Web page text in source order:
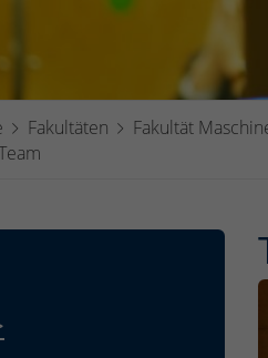
Fakultäten Fakultät